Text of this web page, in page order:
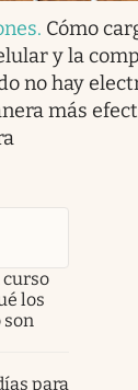
. Cómo
y la
no hay
más
curso
los
son
para